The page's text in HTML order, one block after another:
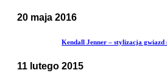
20 maja 2016
Kendall Jenner – stylizacja gwiazd
11 lutego 2015